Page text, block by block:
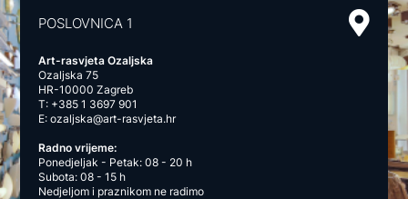
POSLOVNICA 1
Art-rasvjeta Ozaljska
Ozaljska 75
HR-10000 Zagreb
T: +385 1 3697 901
E:ozaljska@art-rasvjeta.hr
Radno vrijeme:
Ponedjeljak - Petak: 08 - 20 h
Subota: 08 - 15 h
Nedjeljom i praznikom ne radimo